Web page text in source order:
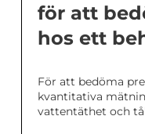
för att
hos ett
För att bedöma
kvantitativa
vattentäthet och